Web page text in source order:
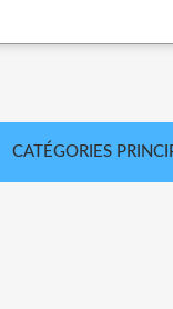
CATÉGORIES